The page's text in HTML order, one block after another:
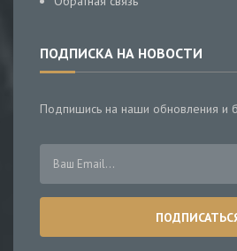
ПОДПИСКА НА НОВОСТИ
Подпишись на наши обновления и